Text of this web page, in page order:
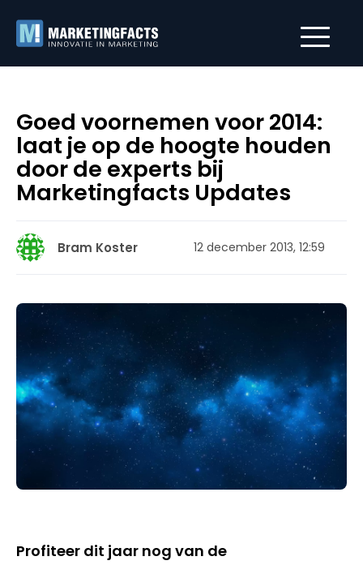
Goed voornemen voor 2014:
laat je op de hoogte houden
door de experts bij
Marketingfacts Updates
Bram Koster 12 december 2013, 12:59
Profiteer dit jaar nog van de